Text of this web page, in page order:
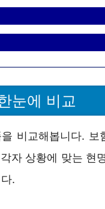
눈에 비교
비교해봅니다. 보
자 상황에 맞는 현
.